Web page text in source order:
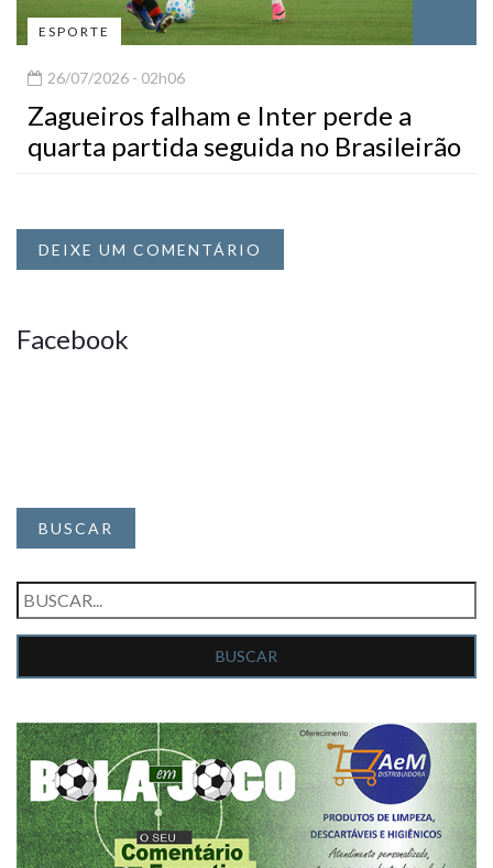
ESPORTE
26/07/2026 - 02h06
Zagueiros falham e Inter perde a
quarta partida seguida no Brasileirão
DEIXE UM COMENTÁRIO
Facebook
BUSCAR